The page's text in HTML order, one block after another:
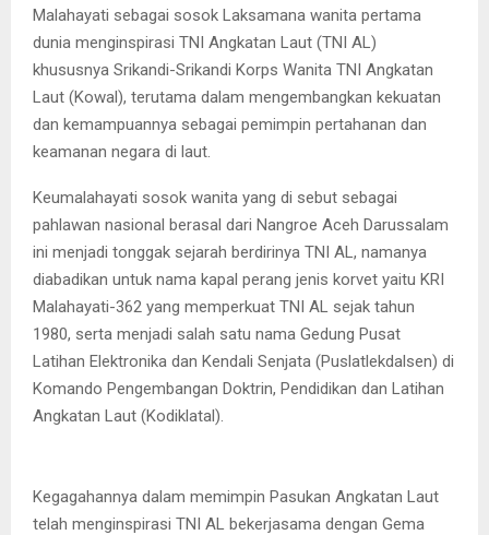
Malahayati sebagai sosok Laksamana wanita pertama
dunia menginspirasi TNI Angkatan Laut (TNI AL)
khususnya Srikandi-Srikandi Korps Wanita TNI Angkatan
Laut (Kowal), terutama dalam mengembangkan kekuatan
dan kemampuannya sebagai pemimpin pertahanan dan
keamanan negara di laut.
Keumalahayati sosok wanita yang di sebut sebagai
pahlawan nasional berasal dari Nangroe Aceh Darussalam
ini menjadi tonggak sejarah berdirinya TNI AL, namanya
diabadikan untuk nama kapal perang jenis korvet yaitu KRI
Malahayati-362 yang memperkuat TNI AL sejak tahun
1980, serta menjadi salah satu nama Gedung Pusat
Latihan Elektronika dan Kendali Senjata (Puslatlekdalsen) di
Komando Pengembangan Doktrin, Pendidikan dan Latihan
Angkatan Laut (Kodiklatal).
Kegagahannya dalam memimpin Pasukan Angkatan Laut
telah menginspirasi TNI AL bekerjasama dengan Gema